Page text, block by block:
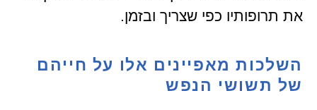
את תרופותיו כפי שצריך ובזמן.
השלכות מאפיינים אלו על חייהם
של תשושי הנפש